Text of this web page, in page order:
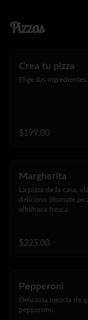
Pizzas
Crea tu pizza
Elige tus ingredientes.
$199.00
Margherita
La pizza de la casa,
delicioso jitomate
albahaca fresca.
$225.00
Pepperoni
Deliciosa mezcla de
pepperoni.